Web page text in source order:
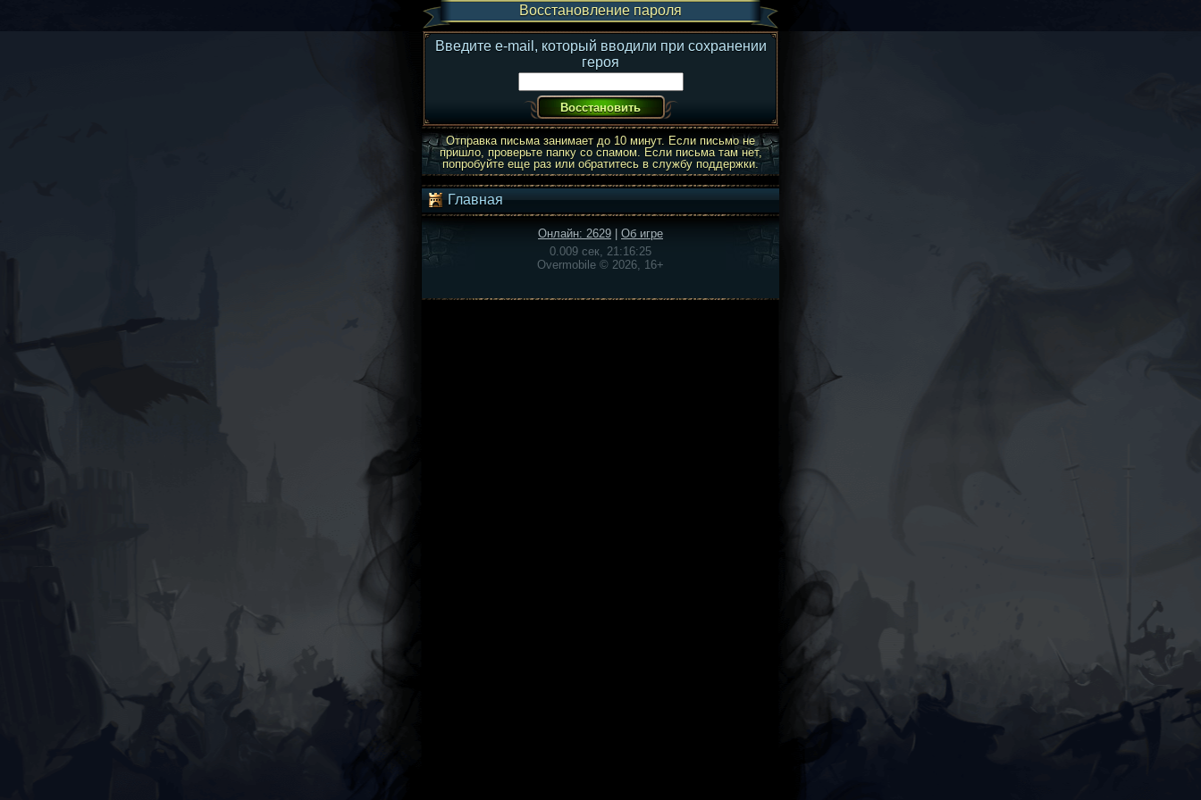
Восстановление пароля
Введите e-mail, который вводили при сохранении
героя
Отправка письма занимает до 10 минут. Если письмо не
пришло, проверьте папку со спамом. Если письма там нет,
попробуйте еще раз или обратитесь в службу поддержки.
Главная
Онлайн: 2629
Об игре
0.009 сек, 21:16:25
Overmobile © 2026, 16+